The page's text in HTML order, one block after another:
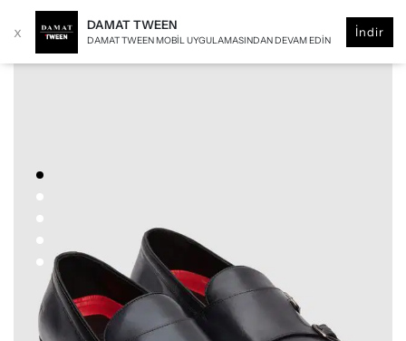
x DAMAT TWEEN
DAMAT TWEEN MOBIL UYGULAMASINDAN DEVAM EDIN
İndir